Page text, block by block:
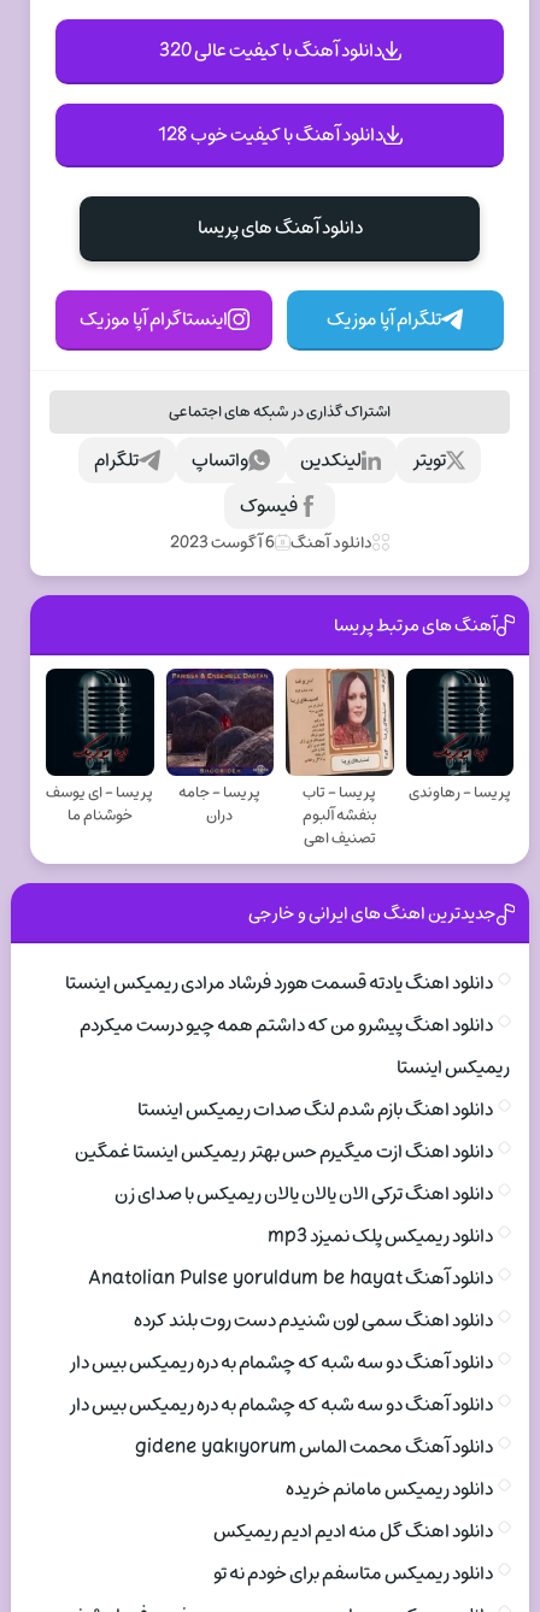
دانلود آهنگ با کیفیت عالی 320
دانلود آهنگ با کیفیت خوب 128
دانلود آهنگ های پریسا
تلگرام آپا موزیک اینستاگرام آپا موزیک
اشتراک گذاری در شبکه های اجتماعی
تلگرام واتساپ لینکدین
تویتر
فیسوک
دانلود آهنگ 6 آگوست 2023
آهنگ های مرتبط پریسا
پریسا - رهاوندی
پریسا - تاب
بنفشه آلبوم
تصنیف اهی
پریسا - جامه
دران
پریسا - ای یوسف
خوشنام ما
جدیدترین اهنگ های ایرانی و خارجی
دانلود اهنگ یادته قسمت هورد فرشاد مرادی ریمیکس اینستا
دانلود اهنگ پیشرو من که داشتم همه چیو درست میکردم
ریمیکس اینستا
دانلود اهنگ بازم شدم لنگ صدات ریمیکس اینستا
دانلود اهنگ ازت میگیرم حس بهتر ریمیکس اینستا غمگین
دانلود اهنگ ترکی الان یالان یالان ریمیکس با صدای زن
دانلود ریمیکس پلک نمیزد mp3
دانلود آهنگ Anatolian Pulse yoruldum be hayat
دانلود اهنگ سمی لون شنیدم دست روت بلند کرده
دانلود آهنگ دو سه شبه که چشمام به دره ریمیکس بیس دار
دانلود آهنگ دو سه شبه که چشمام به دره ریمیکس بیس دار
دانلود آهنگ محمت الماس gidene yakıyorum
دانلود ریمیکس مامانم خریده
دانلود اهنگ گل منه ادیم ادیم ریمیکس
دانلود ریمیکس متاسفم برای خودم نه تو